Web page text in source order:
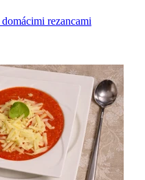
rezancami